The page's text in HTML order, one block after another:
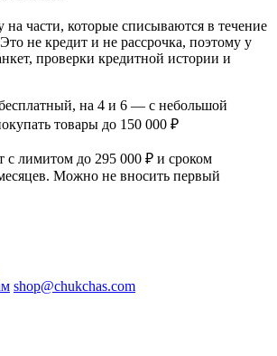
на части, которые списываются в течение
не кредит и не рассрочка, поэтому у
проверки кредитной истории и
на 4 и 6 — с небольшой
товары до 150 000 ₽
лимитом до 295 000 ₽ и сроком
Можно не вносить первый
shop@chukchas.com